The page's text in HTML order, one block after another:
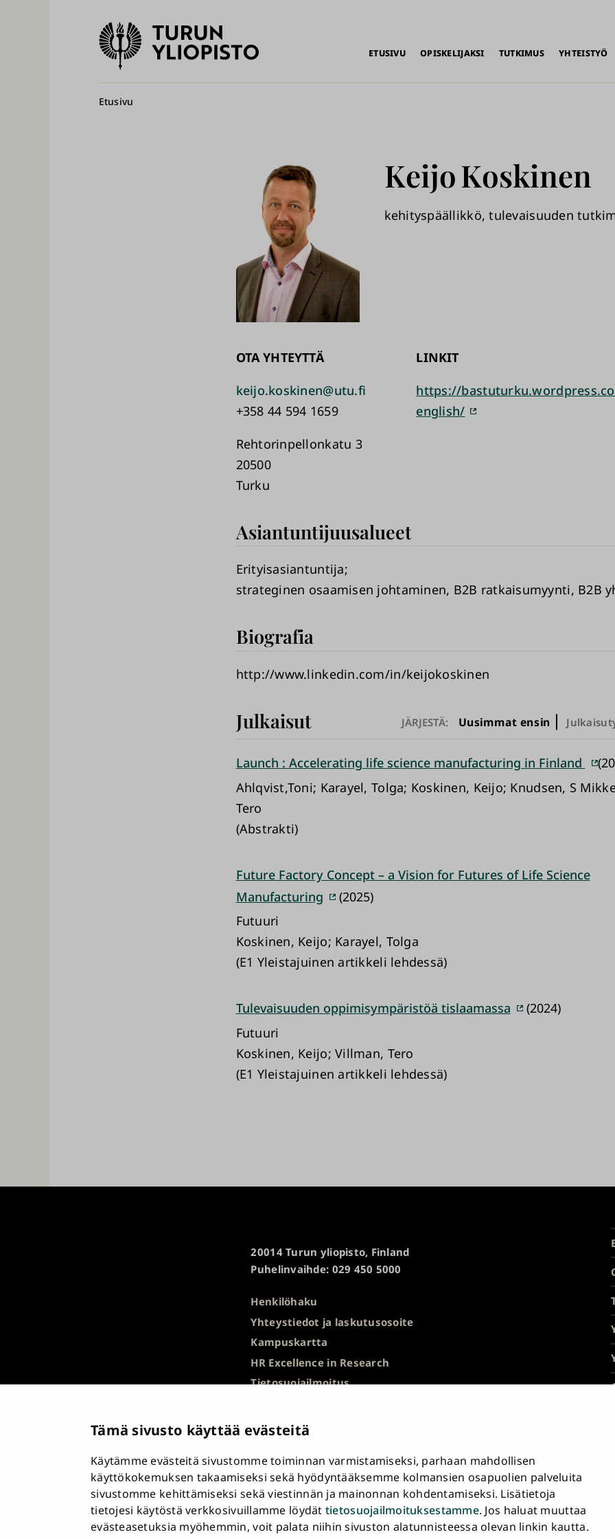
Tämä sivusto käyttää evästeitä
Käytämme evästeitä sivustomme toiminnan varmistamiseksi, parhaan mahdollisen
käyttökokemuksen takaamiseksi sekä hyödyntääksemme kolmansien osapuolien palveluita
sivustomme kehittämiseksi sekä viestinnän ja mainonnan kohdentamiseksi. Lisätietoja
tietojesi käytöstä verkkosivuillamme löydät tietosuojailmoituksestamme. Jos haluat muuttaa
evästeasetuksia myöhemmin, voit palata niihin sivuston alatunnisteessa olevan linkin kautta.
Turun
yliopisto
ETUSIVU OPISKELIJAKSI TUTKIMUS YHTEISTYÖ
Murupolku
Etusivu
KeijoKoskinen
kehityspäällikkö, tulevaisuuden
OTA YHTEYTTÄ
keijo.koskinen@utu.fi
+358 44 594 1659
Rehtorinpellonkatu 3
20500
Turku
LINKIT
https://
english/
Asiantuntijuusalueet
Erityisasiantuntija
strateginen osaamisen johtaminen, B2B ratkaisumyynti, B2B
Biografia
http://www.linkedin.com/in/keijokoskinen
Julkaisut JÄRJESTÄ: Uusimmat ensin
Launch : Accelerating life science manufacturing in Finland
Ahlqvist,Toni; Karayel, Tolga; Koskinen, Keijo; Knudsen, S
Tero
(Abstrakti)
Future Factory Concept – a Vision for Futures of Life Science
Manufacturing
(2025)
Futuuri
Koskinen, Keijo; Karayel, Tolga
(E1 Yleistajuinen artikkeli lehdessä)
Tulevaisuuden oppimisympäristöä tislaamassa
(2024)
Futuuri
Koskinen, Keijo; Villman, Tero
(E1 Yleistajuinen artikkeli lehdessä)
20014 Turun yliopisto, Finland
Puhelinvaihde: 029 450 5000
Henkilöhaku
Yhteystiedot ja laskutusosoite
Kampuskartta
HR Excellence in Research
Tietosuojailmoitus
Väärinkäytösepäilyt
Saavutettavuusseloste
Palaute
Intranet ja sähköiset työkalut
Evästeasetukset